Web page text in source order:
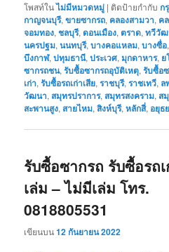
โพสท์ในไม่มีหมวดหมู่ | ติดป้ายกำกับ ก
กาญจนบุรี,ขายซากรถ, คลองสามวา, ค
จอมทอง,ชลบุรี,ดอนเมือง,ตราด,ทวีวั
นครปฐม,นนทบุรี,บางคอแหลม,บางซื่อ
บึงกาฬ,ปทุมธานี,ประเวศ,มุกดาหาร, ย
ซากรถชน,รับซื้อซากรถอุบัติเหตุ,รับซื้อ
เก่า,รับซื้อรถเก่าเสีย,ราชบุรี,ราชเทวี, ล
วัฒนา, สมุทรปราการ, สมุทรสงคราม, ส
สะพานสูง, สายไหม,สิงห์บุรี,หลักสี่, อยุธ
รับซื้อซากรถ รับซื้อรถ
เล่ม – ไม่มีเล่ม โทร.
0818805531
เขียนบน12 กันยายน 2022